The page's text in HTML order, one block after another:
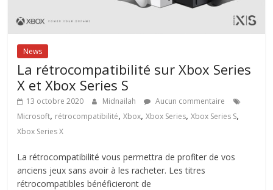
News
La rétrocompatibilité sur Xbox Series
X et Xbox Series S
13 octobre 2020 Midnailah
Aucun commentaire
Microsoft, rétrocompatibilité,Xbox,Xbox Series,Xbox Series S,
Xbox Series X
La rétrocompatibilité vous permettra de profiter de vos
anciens jeux sans avoir à les racheter. Les titres
rétrocompatibles bénéficieront de